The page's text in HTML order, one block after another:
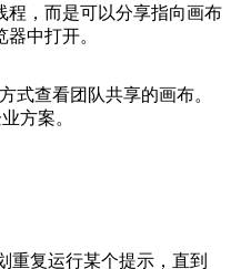
程，而是可以分享指向画布
中打开。
式查看团队共享的画布。
方案。
重复运行某个提示，直到